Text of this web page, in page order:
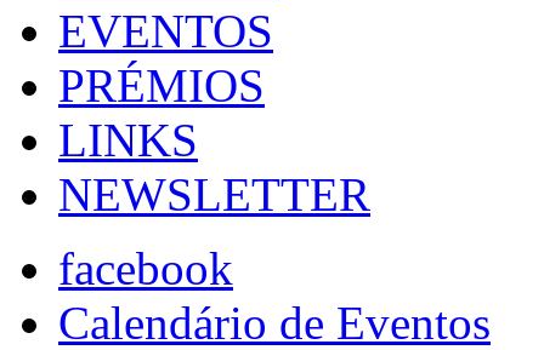
EVENTOS
PRÉMIOS
LINKS
NEWSLETTER
facebook
Calendário de Eventos